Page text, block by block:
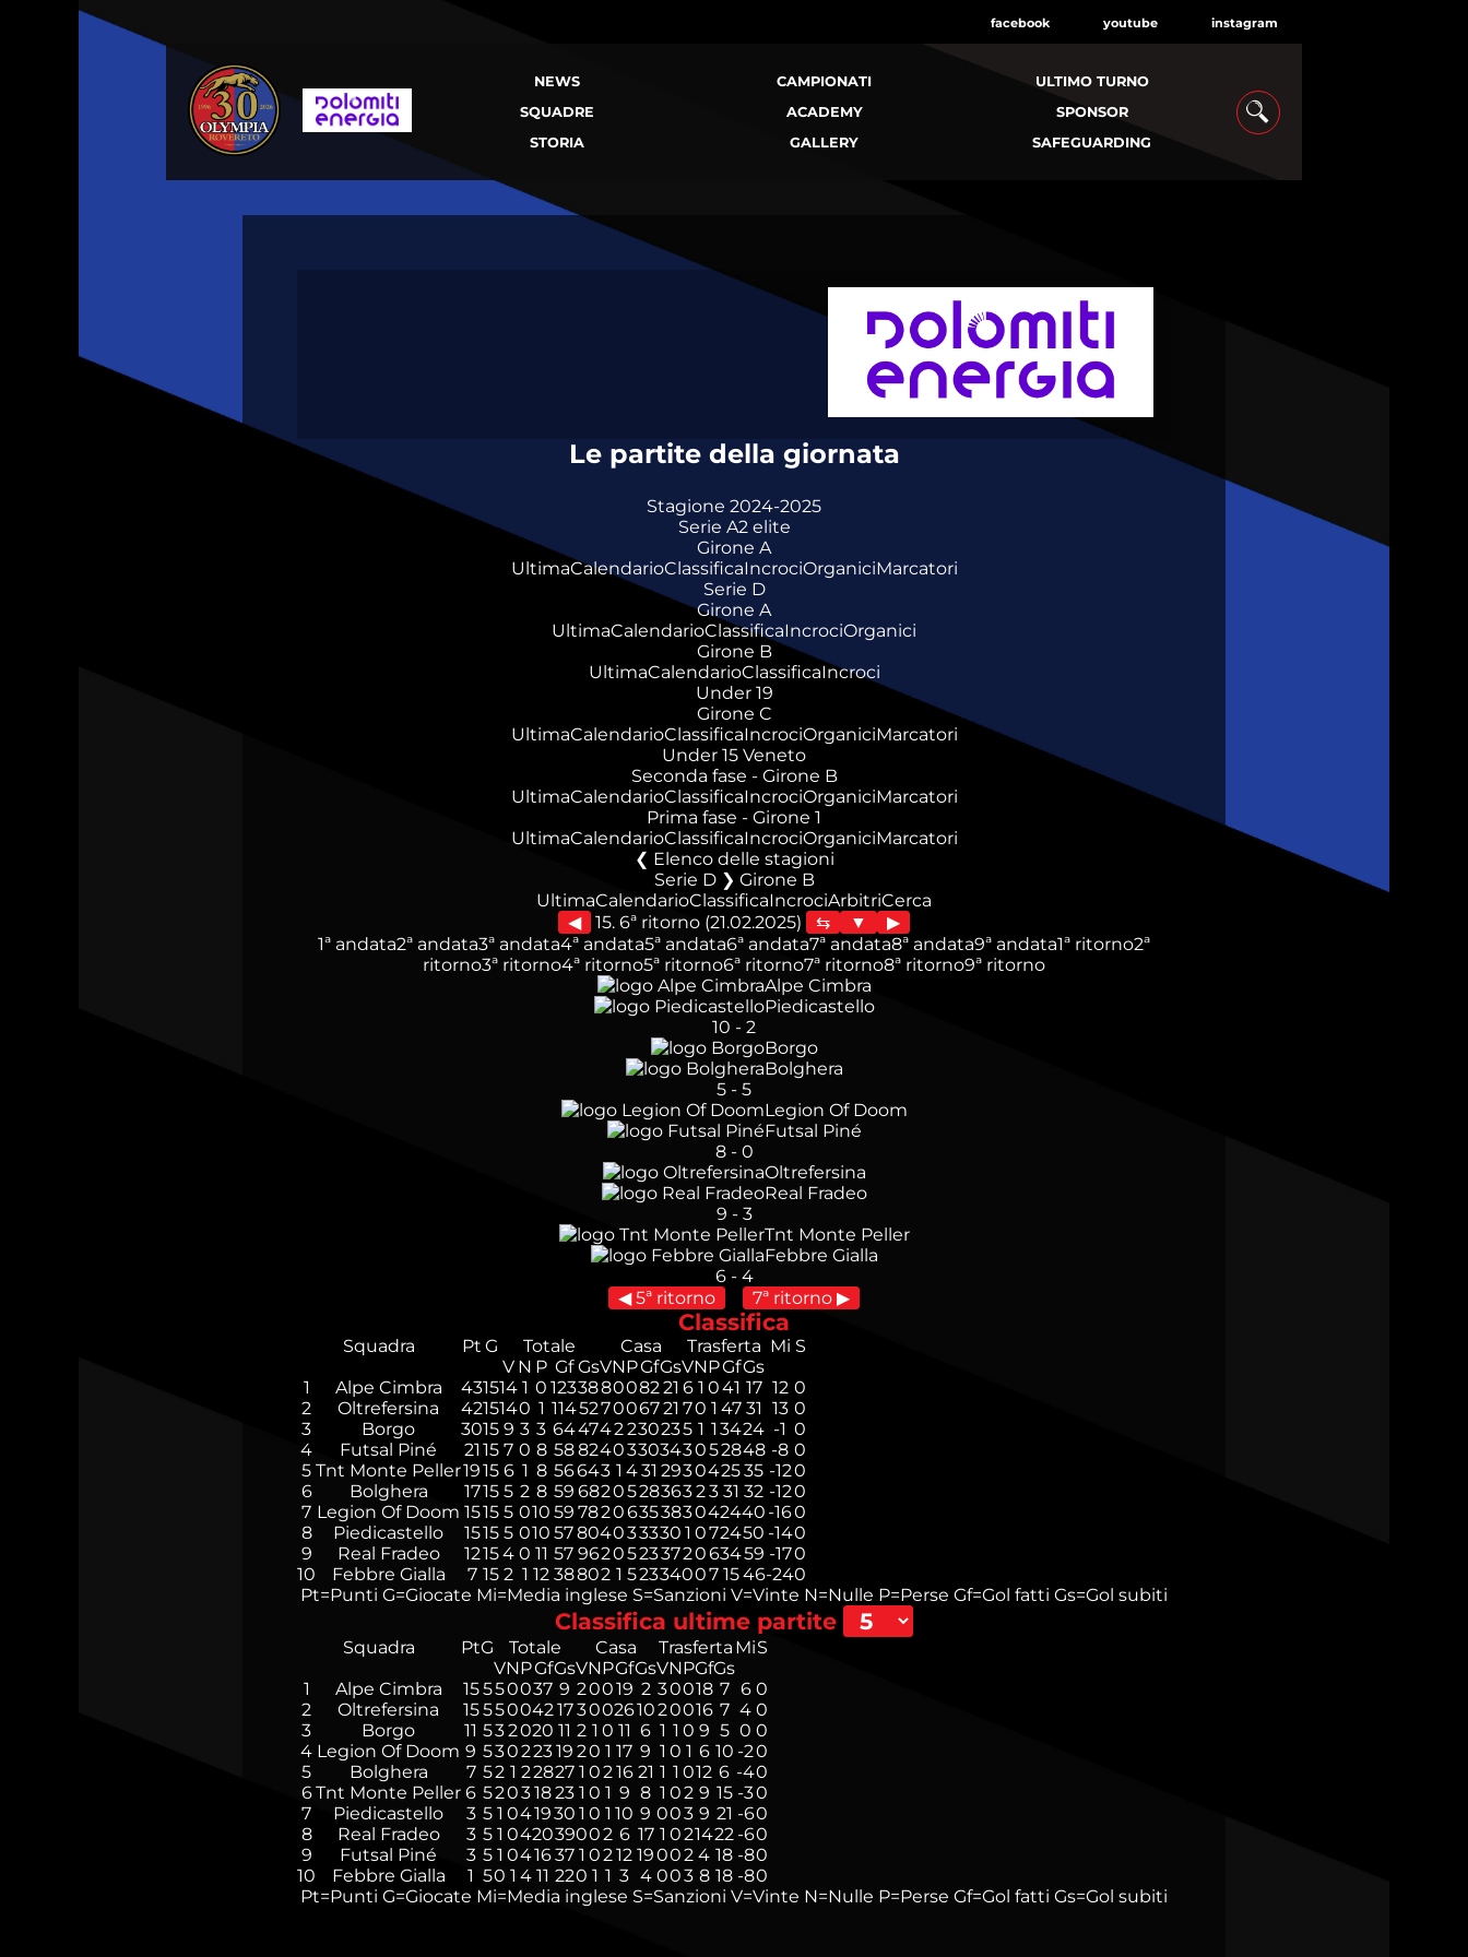
facebook youtube instagram
NEWS CAMPIONATI
ULTIMO TURNO
SQUADRE
ACADEMY
SPONSOR
STORIA
GALLERY SAFEGUARDING
Le partite della giornata
Stagione 2024-2025
Serie A2 elite
Girone A
UltimaCalendarioClassificaIncrociOrganiciMarcatori
Serie D
Girone A
UltimaCalendarioClassificaIncrociOrganici
Girone B
UltimaCalendarioClassificaIncroci
Under 19
Girone C
UltimaCalendarioClassificaIncrociOrganiciMarcatori
Under 15 Veneto
Seconda fase - Girone B
UltimaCalendarioClassificaIncrociOrganiciMarcatori
Prima fase - Girone 1
UltimaCalendarioClassificaIncrociOrganiciMarcatori
Elenco delle stagioni
Serie D ❯ Girone B
UltimaCalendarioClassificaIncrociArbitriCerca
◀
15. 6ª ritorno (21.02.2025)
▶
1ª andata2ª andata3ª andata4ª andata5ª andata6ª andata7ª andata8ª andata9ª andata1ª ritorno2ª
ritorno3ª ritorno4ª ritorno5ª ritorno6ª ritorno7ª ritorno8ª ritorno9ª ritorno
Alpe Cimbra
Piedicastello
10 - 2
Borgo
Bolghera
5 - 5
Legion Of Doom
Futsal Piné
8- 0
Oltrefersina
Real Fradeo
9 - 3
Tnt Monte Peller
Febbre Gialla
6- 4
◀ 5ª ritorno
7ª ritorno ▶
Classifica
Squadra Pt G Totale Casa Trasferta Mi S
V N P Gf GsVNPGfGsVNPGfGs
1
Alpe Cimbra 431514 1 0 123388008221 6 1 041 17 12 0
2
Oltrefersina 4215140 1 114527006721 70 1 47 31 13 0
3
Borgo 3015 9 3 3 644742230235 1 1 3424 -1 0
4
Futsal Piné 21 15 7 0 8 588240330343052848 -8 0
5 Tnt Monte Peller1915 6 1 8 56643 1 431 293042535 -120
6
Bolghera 1715 5 2 8 59 682052836323 31 32 -120
7 Legion Of Doom 1515 5 010 59 7820635383042440 -160
8
Piedicastello 1515 5 010 57804033330 1 072450 -140
9
Real Fradeo 12154 0 11 57 9620523372063459 -170
10
Febbre Gialla 7 15 2 1 12 38802 1 52334007 1546-240
Pt=Punti G=Giocate Mi=Media inglese S=Sanzioni V=Vinte N=Nulle P=Perse Gf=Gol fatti Gs=Gol subiti
Classifica ultime partite
Squadra PtG Totale Casa Trasferta MiS
VNPGfGsVNPGfGsVNPGfGs
1
Alpe Cimbra 15550037 9 20019 2 30018 7 6 0
2
Oltrefersina 1555004217300261020016 7 4 0
3
Borgo 11 532020 11 2 1 0 11 6 1 1 0 9 5 0 0
4 Legion Of Doom 9 53022319 20 1 17 9 1 0 1 6 10 -20
5
Bolghera 7 52 1 22827 1 0216 21 1 1 012 6 -40
6Tnt Monte Peller 6 52031823 1 0 1 9 8 1 02 9 15 -30
7
Piedicastello 3 5 1 041930 1 0 1 10 9 003 9 21 -60
8
Real Fradeo 3 5 1 042039002 6 17 1 021422 -60
9
Futsal Piné 3 5 1 041637 1 0212 19002 4 18 -80
10
Febbre Gialla 1 50 1 4 11 220 1 1 3 4 003 8 18 -80
Pt=Punti G=Giocate Mi=Media inglese S=Sanzioni V=Vinte N=Nulle P=Perse Gf=Gol fatti Gs=Gol subiti